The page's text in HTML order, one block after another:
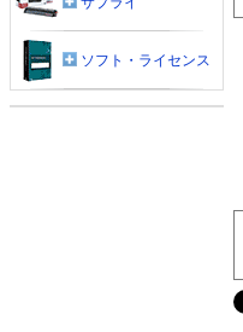
ソフト・ライセンス